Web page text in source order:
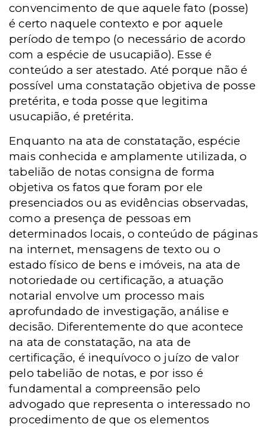
convencimento de que aquele fato (posse)
é certo naquele contexto e por aquele
período de tempo (o necessário de acordo
com a espécie de usucapião). Esse é
conteúdo a ser atestado. Até porque não é
possível uma constatação objetiva de posse
pretérita, e toda posse que legitima
usucapião, é pretérita.
Enquanto na ata de constatação, espécie
mais conhecida e amplamente utilizada, o
tabelião de notas consigna de forma
objetiva os fatos que foram por ele
presenciados ou as evidências observadas,
como a presença de pessoas em
determinados locais, o conteúdo de páginas
na internet, mensagens de texto ou o
estado físico de bens e imóveis, na ata de
notoriedade ou certificação, a atuação
notarial envolve um processo mais
aprofundado de investigação, análise e
decisão. Diferentemente do que acontece
na ata de constatação, na ata de
certificação, é inequívoco o juízo de valor
pelo tabelião de notas, e por isso é
fundamental a compreensão pelo
advogado que representa o interessado no
procedimento de que os elementos